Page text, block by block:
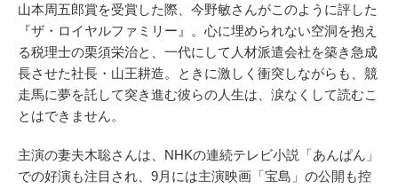
山本周五郎賞を受賞した際、今野敏さんがこのように評した
『ザ・ロイヤルファミリー』。心に埋められない空洞を抱え
る税理士の栗須栄治と、一代にして人材派遣会社を築き急成
長させた社長・山王耕造。ときに激しく衝突しながらも、競
走馬に夢を託して突き進む彼らの人生は、涙なくして読むこ
とはできません。
主演の妻夫木聡さんは、NHKの連続テレビ小説「あんぱん」
での好演も注目され、9月には主演映画「宝島」の公開も控